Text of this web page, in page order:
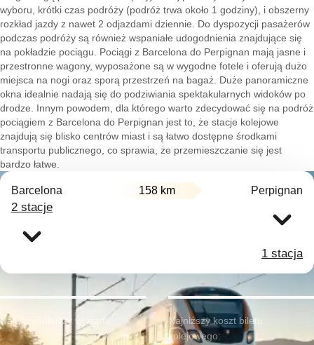
wyboru, krótki czas podróży (podróż trwa około 1 godziny), i obszerny
rozkład jazdy z nawet 2 odjazdami dziennie. Do dyspozycji pasażerów
podczas podróży są również wspaniałe udogodnienia znajdujące się
na pokładzie pociągu. Pociągi z Barcelona do Perpignan mają jasne i
przestronne wagony, wyposażone są w wygodne fotele i oferują dużo
miejsca na nogi oraz sporą przestrzeń na bagaż. Duże panoramiczne
okna idealnie nadają się do podziwiania spektakularnych widoków po
drodze. Innym powodem, dla którego warto zdecydować się na podróż
pociągiem z Barcelona do Perpignan jest to, że stacje kolejowe
znajdują się blisko centrów miast i są łatwo dostępne środkami
transportu publicznego, co sprawia, że przemieszczanie się jest
bardzo łatwe.
Barcelona 158 km Perpignan
2 stacje
1 stacja
Najwcześniejszy wyjazd:
Najniższy koszt biletu
kolejowego: